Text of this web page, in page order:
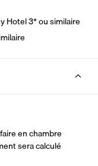
Hotel 3* ou similaire
en chambre
sera calculé